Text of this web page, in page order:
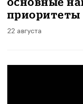
приоритеты
22 августа